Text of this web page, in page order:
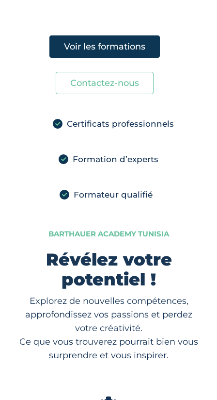
Voir les formations
Contactez-nous
Certificats professionnels
Formation d’experts
Formateur qualifié
BARTHAUER ACADEMY TUNISIA
Révélez votre
potentiel !
Explorez de nouvelles compétences,
approfondissez vos passions et perdez
votre créativité.
Ce que vous trouverez pourrait bien vous
surprendre et vous inspirer.